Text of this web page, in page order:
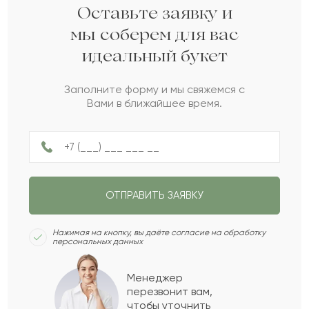
2022-05-17
Габидулла
2022-05-03
Карим
Луиза
А Александрина
Наоми
Показать еще
Оставьте заявку и
мы соберем для вас
идеальный букет
Заполните форму и мы свяжемся с
Вами в ближайшее время.
ОТПРАВИТЬ ЗАЯВКУ
Нажимая на кнопку, вы даёте согласие на обработку
персональных данных
Менеджер
перезвонит вам,
чтобы уточнить